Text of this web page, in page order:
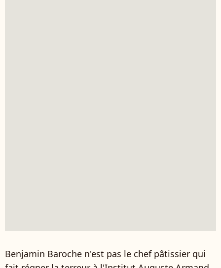
Benjamin Baroche n'est pas le chef pâtissier qui